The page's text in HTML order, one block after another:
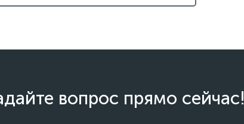
вопрос прямо сейчас!